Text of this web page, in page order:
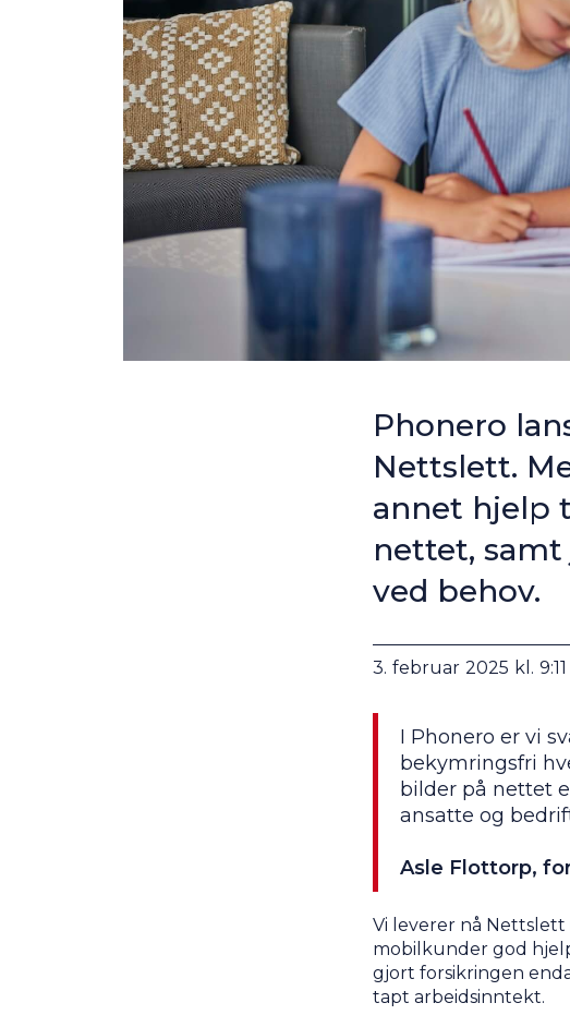
Phonero
Nettslett.
annet hjelp
nettet,
ved behov.
3. februar 2025 kl. 9:11
I Phonero er vi
bekymringsfri
bilder på nettet
ansatte og
Asle Flottorp,
Vi leverer nå Nettslett
mobilkunder god
gjort forsikringen
tapt arbeidsinntekt.